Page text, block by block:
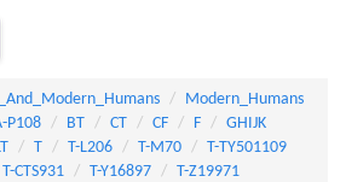
Modern_Humans
P108 BT CT CF F
GHIJK
T T-L206 T-M70
T-TY501109
T-CTS931 T-Y16897
T-Z19971